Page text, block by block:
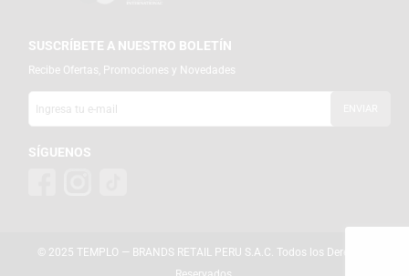
SUSCRÍBETE A NUESTRO BOLETÍN
Recibe Ofertas, Promociones y Novedades
SÍGUENOS
© 2025 TEMPLO — BRANDS RETAIL PERU S.A.C. Todos los Derechos